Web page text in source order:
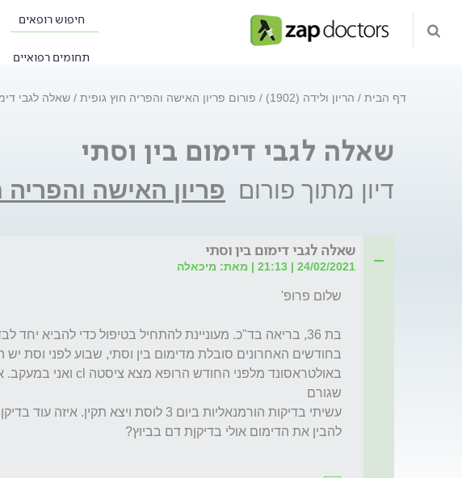
חיפוש רופאים
תחומים רפואיים
דף הבית הריון ולידה (1902) פורום פריון האישה והפריה חוץ גופית שאלה לגבי
שאלה לגבי דימום בין וסתי
דיון מתוך פורום פריון האישה והפריה
שאלה לגבי דימום בין וסתי
24/02/2021 | 21:13 | מאת: מיכאלה